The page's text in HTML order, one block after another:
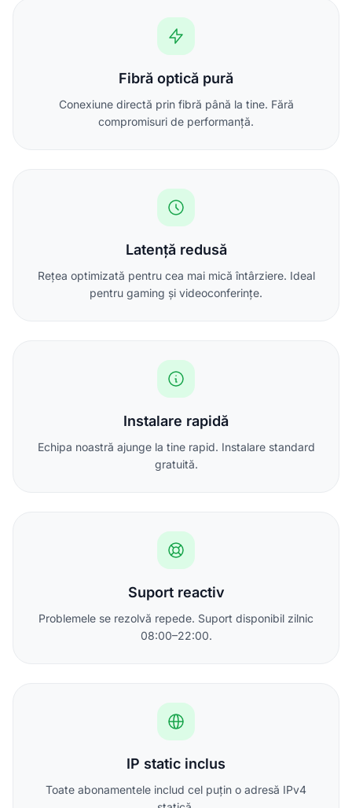
Fibră optică pură
Conexiune directă prin fibră până la tine. Fără
compromisuri de performanță.
Latență redusă
Rețea optimizată pentru cea mai mică întârziere. Ideal
pentru gaming și videoconferințe.
Instalare rapidă
Echipa noastră ajunge la tine rapid. Instalare standard
gratuită.
Suport reactiv
Problemele se rezolvă repede. Suport disponibil zilnic
08:00–22:00.
IP static inclus
Toate abonamentele includ cel puțin o adresă IPv4